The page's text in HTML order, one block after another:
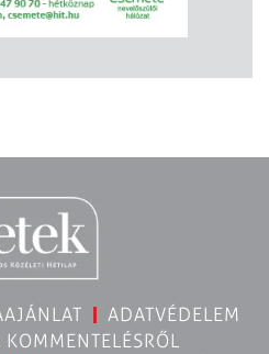
ADATVÉDELEM